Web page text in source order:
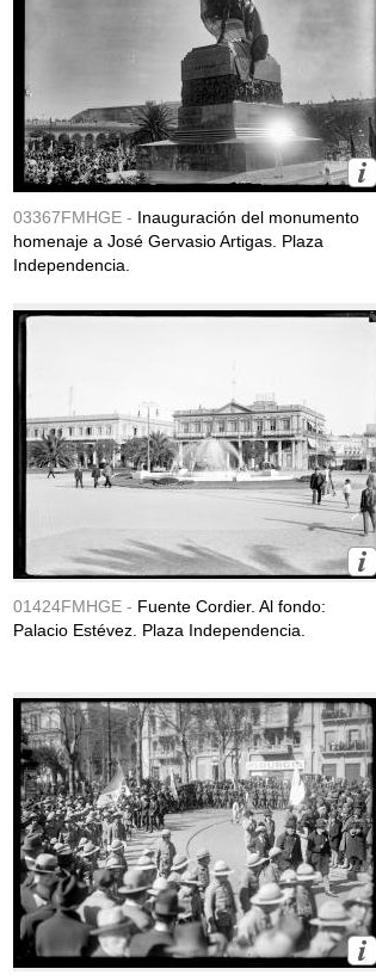
03367FMHGE - Inauguración del monumento
homenaje a José Gervasio Artigas. Plaza
Independencia.
01424FMHGE - Fuente Cordier. Al fondo:
Palacio Estévez. Plaza Independencia.